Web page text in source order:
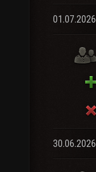
01.07.2026
30.06.2026